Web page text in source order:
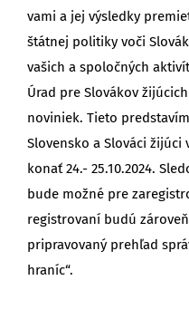
vami a jej výsledky
štátnej politiky voči
vašich a spoločných
Úrad pre Slovákov
noviniek. Tieto
Slovensko a Slováci
konať 24.- 25.10.2024.
bude možné pre
registrovaní budú
pripravovaný prehľad
hraníc“.